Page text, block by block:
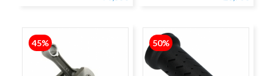
45% 50%